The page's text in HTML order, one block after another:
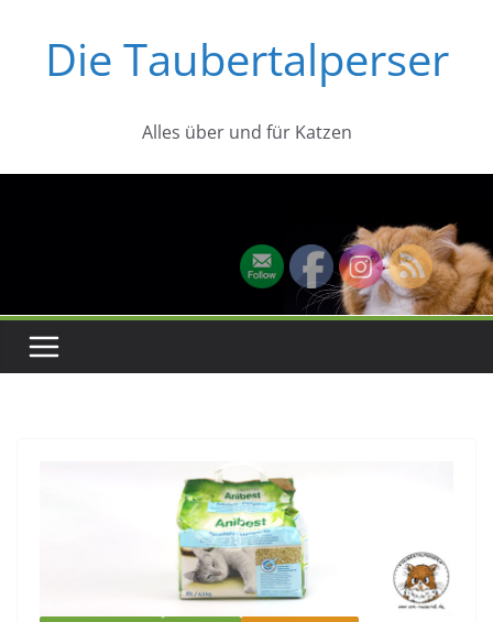
springenDie Taubertalperser
Alles über und für Katzen